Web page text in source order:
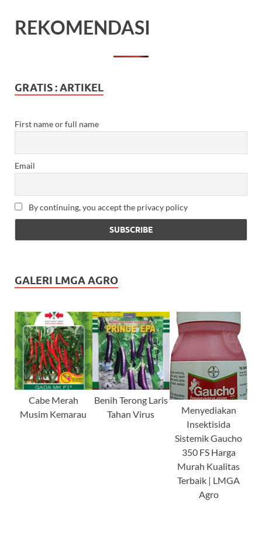
REKOMENDASI
GRATIS : ARTIKEL
First name or full name
Email
By continuing, you accept the privacy policy
GALERI LMGA AGRO
Cabe Merah
Musim Kemarau
Benih Terong Laris
Tahan Virus
Menyediakan
Insektisida
Sistemik Gaucho
350 FS Harga
Murah Kualitas
Terbaik | LMGA
Agro